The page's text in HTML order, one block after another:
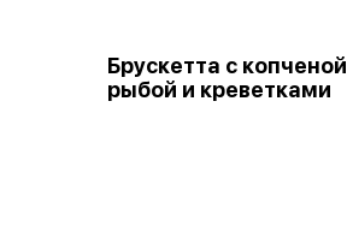
Брускетта с копченой
рыбой и креветками